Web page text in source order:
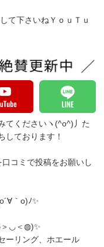
て下さいねＹｏｕＴｕ
てくださいヽ(^o^)丿 た
しております！
コミで投稿をお願いし
｀o)ﾉ✨
◡＜◍)✨
ーリング、ホエール